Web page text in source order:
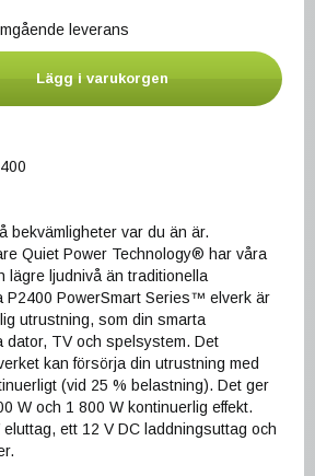
leverans
Lägg i varukorgen
bekvämligheter var du än är.
Quiet Power Technology® har våra
lägre ljudnivå än traditionella
P2400 PowerSmart Series™ elverk är
utrustning, som din smarta
dator, TV och spelsystem. Det
kan försörja din utrustning med
(vid 25 % belastning). Det ger
W och 1 800 W kontinuerlig effekt.
ett 12 V DC laddningsuttag och